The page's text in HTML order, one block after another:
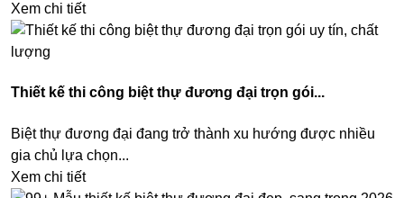
Xem chi tiết
Thiết kế thi công biệt thự đương đại trọn gói...
Biệt thự đương đại đang trở thành xu hướng được nhiều
gia chủ lựa chọn...
Xem chi tiết